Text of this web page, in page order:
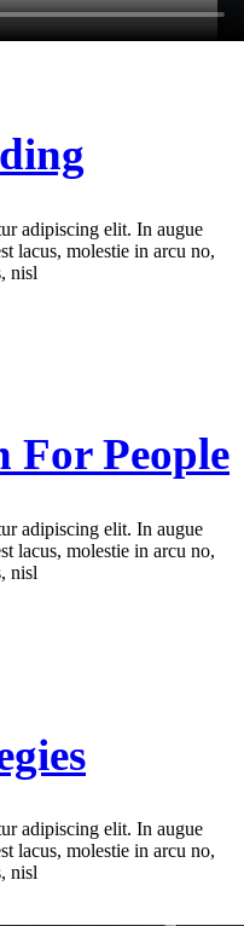
adipiscing elit. In augue
lacus, molestie in arcu no,
nisl
For People
adipiscing elit. In augue
lacus, molestie in arcu no,
nisl
adipiscing elit. In augue
lacus, molestie in arcu no,
nisl